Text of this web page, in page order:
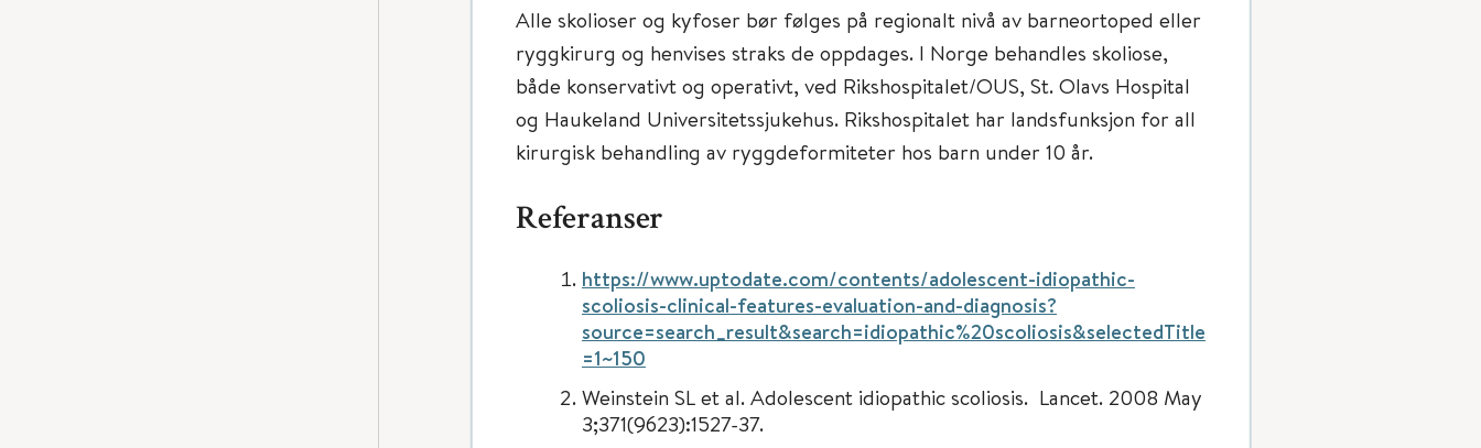
Alle skolioser og kyfoser bør følges på regionalt nivå av barneortoped eller
ryggkirurg og henvises straks de oppdages. I Norge behandles skoliose,
både konservativt og operativt, ved Rikshospitalet/OUS, St. Olavs Hospital
og Haukeland Universitetssjukehus. Rikshospitalet har landsfunksjon for all
kirurgisk behandling av ryggdeformiteter hos barn under 10 år.
Referanser
https://www.uptodate.com/contents/adolescent-idiopathic-
scoliosis-clinical-features-evaluation-and-diagnosis?
source=search_result&search=idiopathic%20scoliosis&selectedTitle
=1~150
Weinstein SL et al. Adolescent idiopathic scoliosis. Lancet. 2008 May
3;371(9623):1527-37.